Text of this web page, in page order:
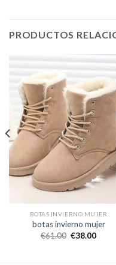
PRODUCTOS
BOTAS INVIERNO MUJER
botas invierno mujer
€61.00 €38.00